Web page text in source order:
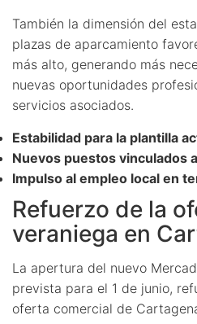
También la dimensión del
plazas de aparcamiento
más alto, generando más
nuevas oportunidades
servicios asociados.
Estabilidad para la plantilla
Nuevos puestos vinculados
Impulso al empleo local en
Refuerzo de la
veraniega en
La apertura del nuevo
prevista para el 1 de junio,
oferta comercial de